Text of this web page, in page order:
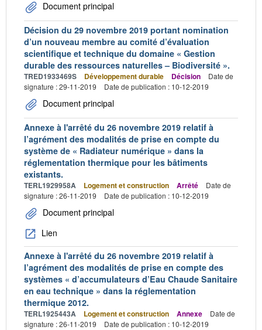
Document principal
Décision du 29 novembre 2019 portant nomination
d’un nouveau membre au comité d’évaluation
scientifique et technique du domaine « Gestion
durable des ressources naturelles – Biodiversité ».
TRED1933469S Développement durable Décision
Date de
signature : 29-11-2019
Date de publication : 10-12-2019
Document principal
Annexe à l'arrêté du 26 novembre 2019 relatif à
l’agrément des modalités de prise en compte du
système de « Radiateur numérique » dans la
réglementation thermique pour les bâtiments
existants.
TERL1929958A Logement et construction Arrêté
Date de
signature : 26-11-2019
Date de publication : 10-12-2019
Document principal
Lien
Annexe à l'arrêté du 26 novembre 2019 relatif à
l’agrément des modalités de prise en compte des
systèmes « d’accumulateurs d’Eau Chaude Sanitaire
en eau technique » dans la réglementation
thermique 2012.
TERL1925443A Logement et construction Annexe
Date de
signature : 26-11-2019
Date de publication : 10-12-2019